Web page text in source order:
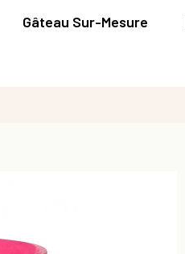
Gâteau Sur-Mesure